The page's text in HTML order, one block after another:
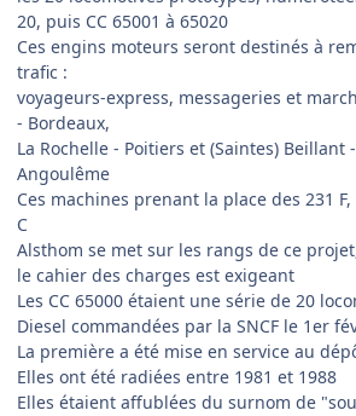
20, puis CC 65001 à 65020
Ces engins moteurs seront destinés à
trafic :
voyageurs-express, messageries et
- Bordeaux,
La Rochelle - Poitiers et (Saintes) Beillant
Angoulême
Ces machines prenant la place des 231 F,
C
Alsthom se met sur les rangs de ce
le cahier des charges est exigeant
Les CC 65000 étaient une série de 20
Diesel commandées par la SNCF le 1er
La première a été mise en service au
Elles ont été radiées entre 1981 et 1988
Elles étaient affublées du surnom de